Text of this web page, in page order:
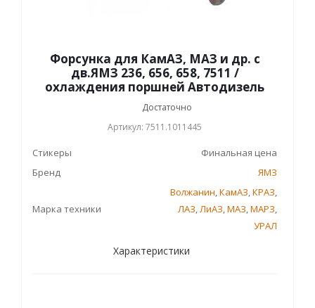
Форсунка для КамАЗ, МАЗ и др. с
дв.ЯМЗ 236, 656, 658, 7511 /
охлаждения поршней Автодизель
Достаточно
Артикул: 7511.1011445
Стикеры
Финальная цена
Бренд
ЯМЗ
Марка техники
Волжанин,КамАЗ,КРАЗ,
ЛАЗ,ЛиАЗ,МАЗ,МАРЗ,
УРАЛ
Характеристики